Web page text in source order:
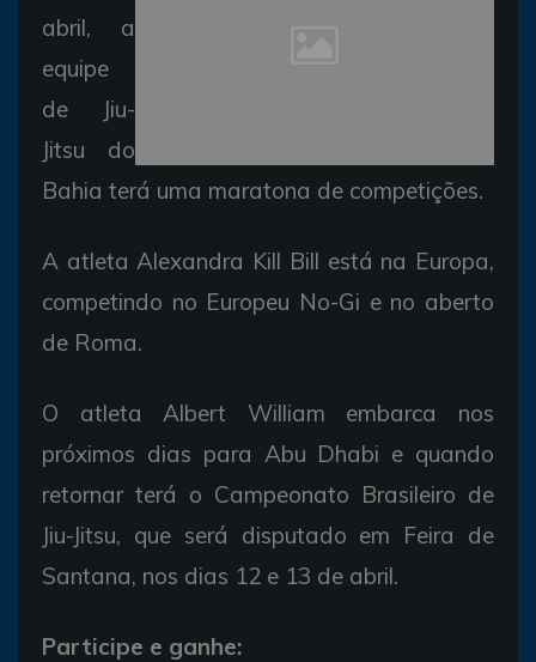
abril, a
equipe
de Jiu-
Jitsu do
Bahia terá uma maratona de competições.
A atleta Alexandra Kill Bill está na Europa,
competindo no Europeu No-Gi e no aberto
de Roma.
O atleta Albert William embarca nos
próximos dias para Abu Dhabi e quando
retornar terá o Campeonato Brasileiro de
Jiu-Jitsu, que será disputado em Feira de
Santana, nos dias 12 e 13 de abril.
Participe e ganhe: